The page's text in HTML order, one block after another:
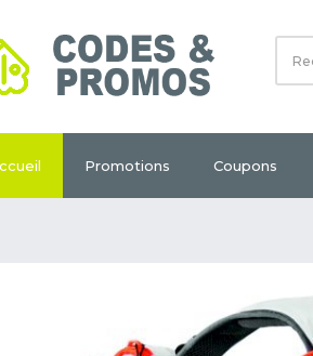
Promotions Coupons